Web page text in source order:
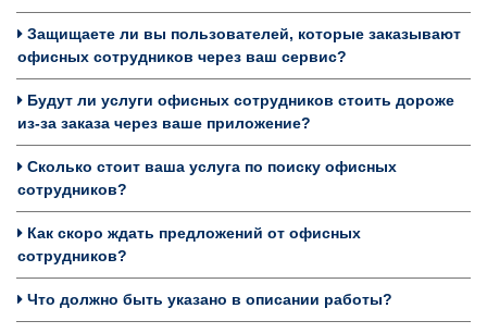
Защищаете ли вы пользователей, которые заказывают
офисных сотрудников через ваш сервис?
Будут ли услуги офисных сотрудников стоить дороже
из-за заказа через ваше приложение?
Сколько стоит ваша услуга по поиску офисных
сотрудников?
Как скоро ждать предложений от офисных
сотрудников?
Что должно быть указано в описании работы?